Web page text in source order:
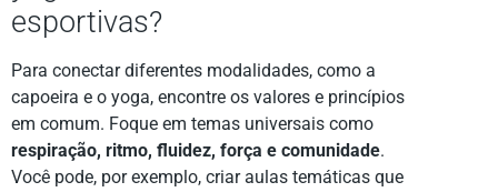
esportivas?
Para conectar diferentes modalidades, como a
capoeira e o yoga, encontre os valores e princípios
em comum. Foque em temas universais como
respiração, ritmo, fluidez, força e comunidade.
Você pode, por exemplo, criar aulas temáticas que